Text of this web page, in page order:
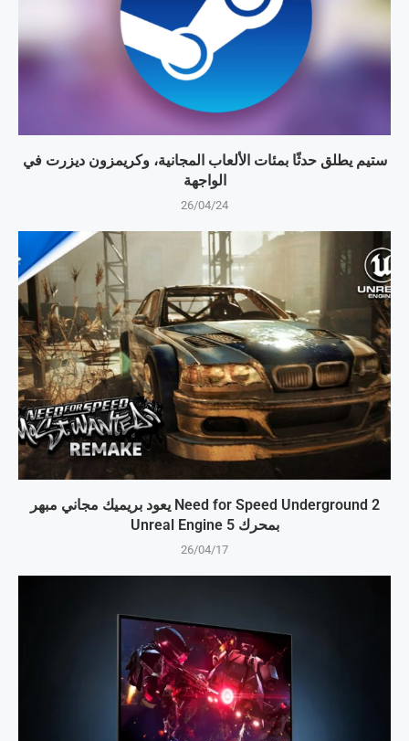
ستيم يطلق حدثًا بمئات الألعاب المجانية، وكريمزون ديزرت في
الواجهة
26/04/24
Need for Speed Underground 2 يعود بريميك مجاني مبهر
بمحرك Unreal Engine 5
26/04/17